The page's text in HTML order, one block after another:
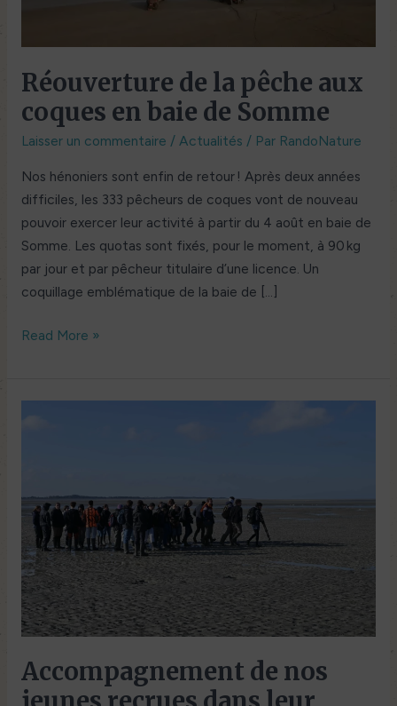
Réouverture de la pêche aux
coques en baie de Somme
Laisser un commentaire / Actualités / Par RandoNature
Nos hénoniers sont enfin de retour ! Après deux années
difficiles, les 333 pêcheurs de coques vont de nouveau
pouvoir exercer leur activité à partir du 4 août en baie de
Somme. Les quotas sont fixés, pour le moment, à 90 kg
par jour et par pêcheur titulaire d’une licence. Un
coquillage emblématique de la baie de […]
Somme
Read More »
Accompagnement de nos
recrues
dans
leur
parcours
scolaire